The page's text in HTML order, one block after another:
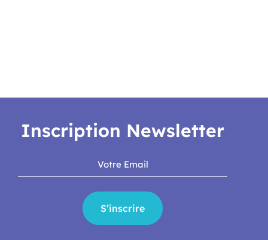
Inscription Newsletter
S’inscrire